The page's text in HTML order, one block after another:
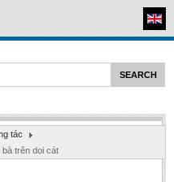
tác
trên doi cát